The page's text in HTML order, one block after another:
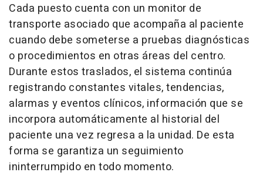
Cada puesto cuenta con un monitor de
transporte asociado que acompaña al paciente
cuando debe someterse a pruebas diagnósticas
o procedimientos en otras áreas del centro.
Durante estos traslados, el sistema continúa
registrando constantes vitales, tendencias,
alarmas y eventos clínicos, información que se
incorpora automáticamente al historial del
paciente una vez regresa a la unidad. De esta
forma se garantiza un seguimiento
ininterrumpido en todo momento.